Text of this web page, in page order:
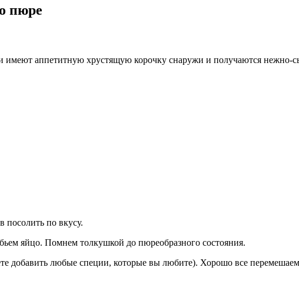
пюре
аппетитную хрустящую корочку снаружи и получаются нежно-
посолить по вкусу.
яйцо. Помнем толкушкой до пюреобразного состояния.
добавить любые специи, которые вы любите). Хорошо все